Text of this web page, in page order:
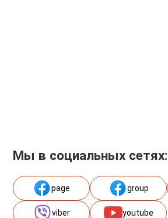
Мы в социальных сетях:
page group
viber youtube